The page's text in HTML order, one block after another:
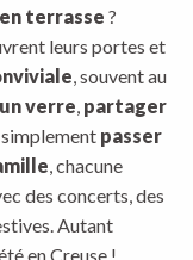
terrasse ?
leurs portes et
, souvent au
verre, partager
passer
, chacune
des concerts, des
Autant
en Creuse !